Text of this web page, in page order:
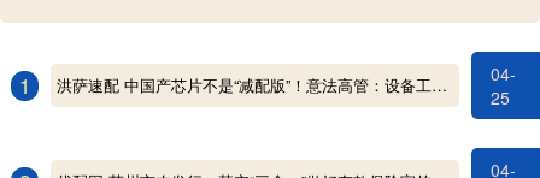
1 洪萨速配 中国产芯片不是“减配版”！意法高管：设备工艺和欧洲一模一样
04-
25
04-